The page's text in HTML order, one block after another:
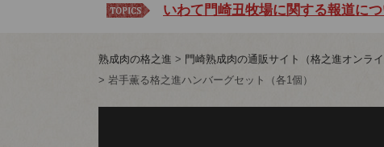
いわて門崎丑牧場に関する報道に
熟成肉の格之進 門崎熟成肉の通販サイト（格之進オンライ
岩手薫る格之進ハンバーグセット（各1個）